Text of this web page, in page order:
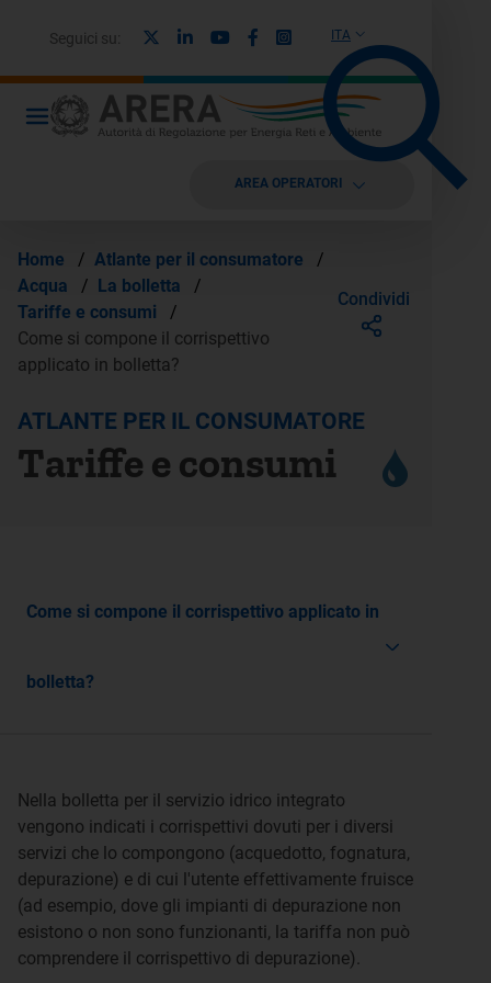
ITA
Seguici su: LinkedinYoutubeFacebook
Instagram
AREA OPERATORI
Home / Atlante per il consumatore
/
Acqua
/ La bolletta
/
Tariffe e consumi
/
Come si compone il corrispettivo
applicato in bolletta?
Condividi
ATLANTE PER IL CONSUMATORE
Tariffe e consumi
Come si compone il corrispettivo applicato in
bolletta?
Nella bolletta per il servizio idrico integrato
vengono indicati i corrispettivi dovuti per i diversi
servizi che lo compongono (acquedotto, fognatura,
depurazione) e di cui l'utente effettivamente fruisce
(ad esempio, dove gli impianti di depurazione non
esistono o non sono funzionanti, la tariffa non può
comprendere il corrispettivo di depurazione).